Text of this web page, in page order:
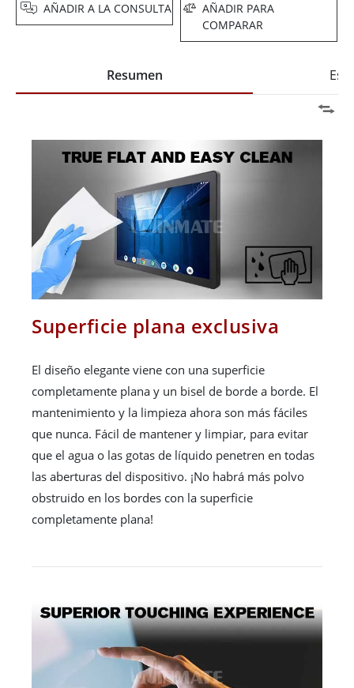
AÑADIR A LA CONSULTA
AÑADIR PARA
COMPARAR
Resumen
Superficie plana exclusiva
El diseño elegante viene con una superficie
completamente plana y un bisel de borde a borde. El
mantenimiento y la limpieza ahora son más fáciles
que nunca. Fácil de mantener y limpiar, para evitar
que el agua o las gotas de líquido penetren en todas
las aberturas del dispositivo. ¡No habrá más polvo
obstruido en los bordes con la superficie
completamente plana!